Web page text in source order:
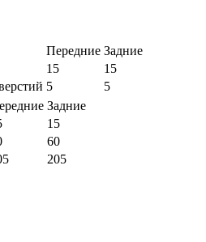
Передние Задние
15
15
5
5
Задние
15
60
205